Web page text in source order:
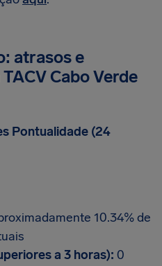
atrasos e
Cabo Verde
Pontualidade (24
10.34% de
a 3 horas): 0